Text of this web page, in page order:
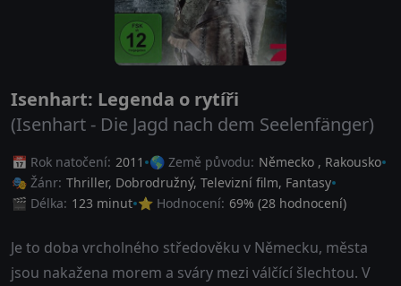
Isenhart: Legenda o rytíři
(Isenhart - Die Jagd nach dem Seelenfänger)
📅 Rok natočení: 2011 🌎 Země původu: Německo , Rakousko
🎭 Žánr: Thriller, Dobrodružný, Televizní film, Fantasy
🎬 Délka: 123 minut ⭐ Hodnocení: 69% (28 hodnocení)
Je to doba vrcholného středověku v Německu, města
jsou nakažena morem a sváry mezi válčící šlechtou. V